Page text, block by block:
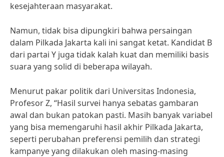
kesejahteraan masyarakat.
Namun, tidak bisa dipungkiri bahwa persaingan
dalam Pilkada Jakarta kali ini sangat ketat. Kandidat B
dari partai Y juga tidak kalah kuat dan memiliki basis
suara yang solid di beberapa wilayah.
Menurut pakar politik dari Universitas Indonesia,
Profesor Z, “Hasil survei hanya sebatas gambaran
awal dan bukan patokan pasti. Masih banyak variabel
yang bisa memengaruhi hasil akhir Pilkada Jakarta,
seperti perubahan preferensi pemilih dan strategi
kampanye yang dilakukan oleh masing-masing